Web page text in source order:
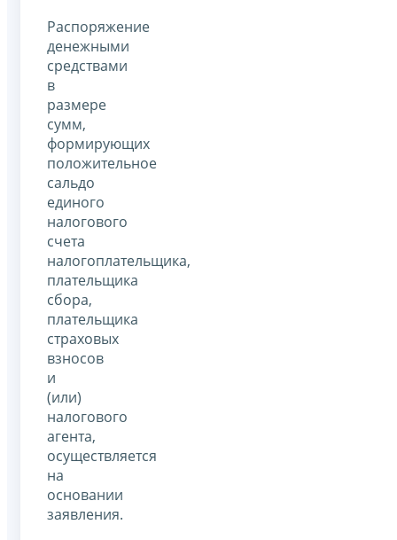
Распоряжение
денежными
средствами
в
размере
сумм,
формирующих
положительное
сальдо
единого
налогового
счета
налогоплательщика,
плательщика
сбора,
плательщика
страховых
взносов
и
(или)
налогового
агента,
осуществляется
на
основании
заявления.